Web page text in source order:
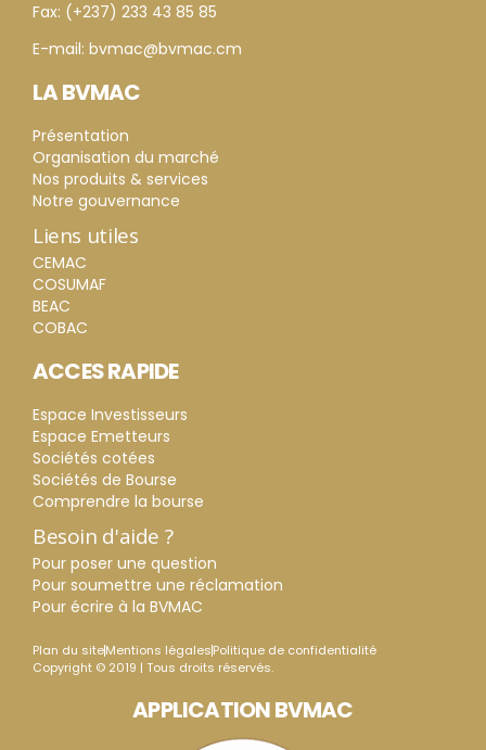
Fax: (+237) 233 43 85 85
E-mail: bvmac@bvmac.cm
LA BVMAC
Présentation
Organisation du marché
Nos produits & services
Notre gouvernance
Liens utiles
CEMAC
COSUMAF
BEAC
COBAC
ACCES RAPIDE
Espace Investisseurs
Espace Emetteurs
Sociétés cotées
Sociétés de Bourse
Comprendre la bourse
Besoin d'aide ?
Pour poser une question
Pour soumettre une réclamation
Pour écrire à la BVMAC
Plan du siteMentions légalesPolitique de confidentialité
Copyright © 2019 | Tous droits réservés.
APPLICATION BVMAC